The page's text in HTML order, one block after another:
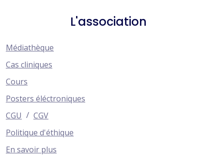
L'association
Médiathèque
Cas cliniques
Cours
Posters éléctroniques
CGU / CGV
Politique d'éthique
En savoir plus